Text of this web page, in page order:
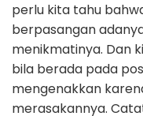
perlu kita tahu
berpasangan
menikmatinya. Dan
bila berada pada
mengenakkan
merasakannya.